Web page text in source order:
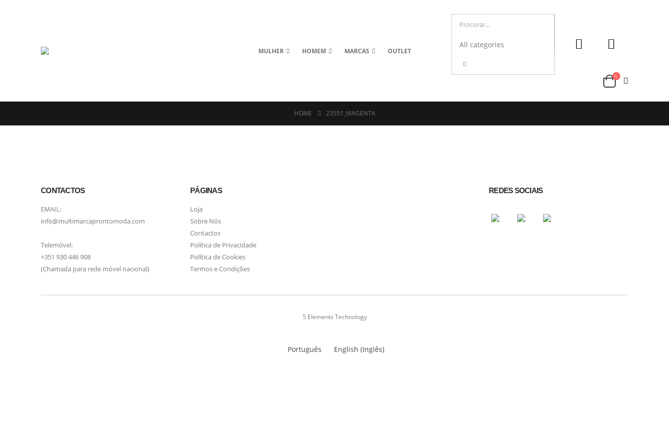
MULHER HOMEM MARCAS OUTLET
HOME 23551_MAGENTA
CONTACTOS
EMAIL:
info@multimarcaprontomoda.com
Telemóvel:
+351 930 446 908
(Chamada para rede móvel nacional)
PÁGINAS
Loja
Sobre Nós
Contactos
Política de Privacidade
Política de Cookies
Termos e Condições
REDES SOCIAIS
5 Elements Technology
Português English (Inglês)